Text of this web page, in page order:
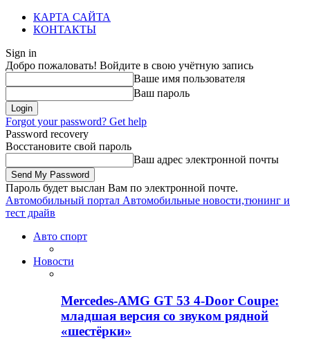
КАРТА САЙТА
КОНТАКТЫ
Sign in
Добро пожаловать! Войдите в свою учётную запись
Ваше имя пользователя
Ваш пароль
Forgot your password? Get help
Password recovery
Восстановите свой пароль
Ваш адрес электронной почты
Пароль будет выслан Вам по электронной почте.
Автомобильный портал Автомобильные новости,тюнинг и
тест драйв
Авто спорт
Новости
Mercedes-AMG GT 53 4-Door Coupe:
младшая версия со звуком рядной
«шестёрки»